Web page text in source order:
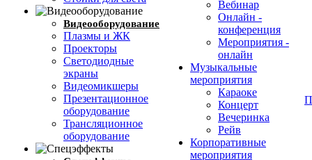
Видеооборудование
Плазмы и ЖК
Проекторы
Светодиодные
экраны
Видеомикшеры
Презентационное
оборудование
Трансляционное
оборудование
Вебинар
Онлайн -
конференция
Мероприятия -
онлайн
Музыкальные
мероприятия
Караоке
Концерт
Вечеринка
Рейв
Корпоративные
мероприятия